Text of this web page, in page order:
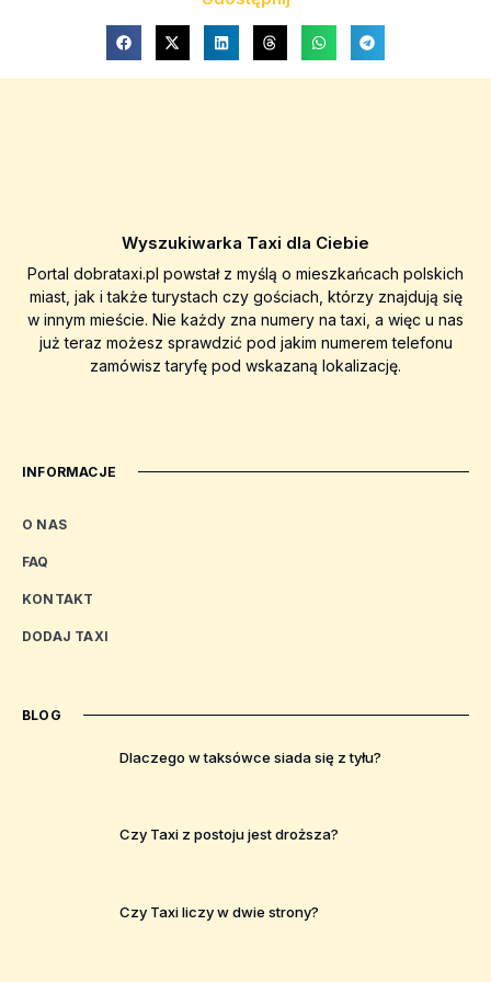
Wyszukiwarka Taxi dla Ciebie
Portal dobrataxi.pl powstał z myślą o mieszkańcach polskich
miast, jak i także turystach czy gościach, którzy znajdują się
w innym mieście. Nie każdy zna numery na taxi, a więc u nas
już teraz możesz sprawdzić pod jakim numerem telefonu
zamówisz taryfę pod wskazaną lokalizację.
INFORMACJE
O NAS
FAQ
KONTAKT
DODAJ TAXI
BLOG
Dlaczego w taksówce siada się z tyłu?
Czy Taxi z postoju jest droższa?
Czy Taxi liczy w dwie strony?